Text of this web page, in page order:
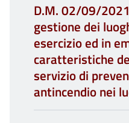
D.M. 02/09/
gestione dei
esercizio ed in
caratteristiche
servizio di
antincendio nei